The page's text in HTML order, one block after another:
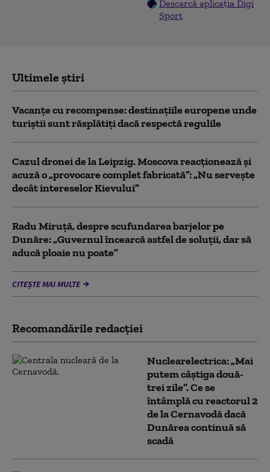
Descarcă aplicația Digi
Sport
Ultimele știri
Vacanțe cu recompense: destinațiile europene unde
turiștii sunt răsplătiți dacă respectă regulile
Cazul dronei de la Leipzig. Moscova reacționează și
acuză o „provocare complet fabricată”: „Nu serveşte
decât intereselor Kievului”
Radu Miruță, despre scufundarea barjelor pe
Dunăre: „Guvernul încearcă astfel de soluții, dar să
aducă ploaie nu poate”
CITEȘTE MAI MULTE
Recomandările redacţiei
Nuclearelectrica: „Mai
putem câștiga două-
trei zile”. Ce se
întâmplă cu reactorul 2
de la Cernavodă dacă
Dunărea continuă să
scadă